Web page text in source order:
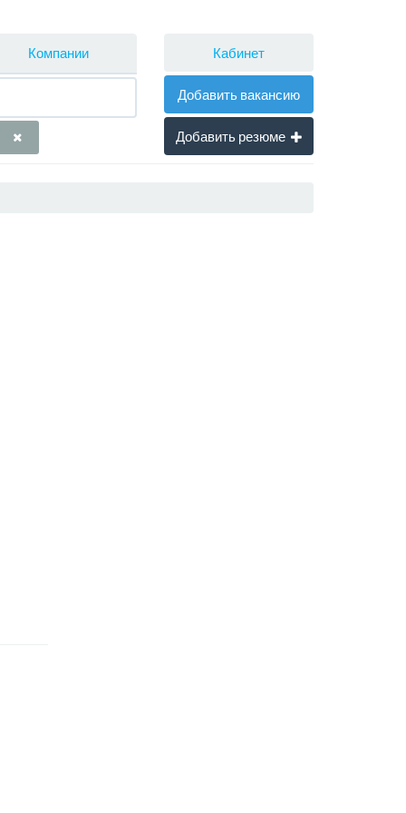
Компании Кабинет
Добавить вакансию
Добавить резюме